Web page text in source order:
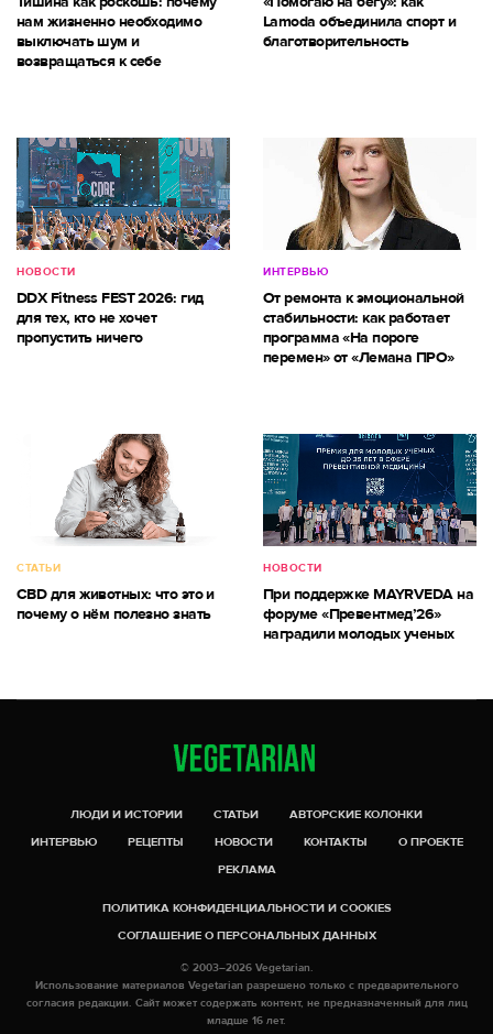
нам жизненно необходимо
выключать шум и
возвращаться к себе
Lamoda объединила спорт и
благотворительность
НОВОСТИ
DDX Fitness FEST 2026: гид
для тех, кто не хочет
пропустить ничего
ИНТЕРВЬЮ
От ремонта к эмоциональной
стабильности: как работает
программа «На пороге
перемен» от «Лемана ПРО»
СТАТЬИ
CBD для животных: что это и
почему о нём полезно знать
НОВОСТИ
При поддержке MAYRVEDA на
форуме «Превентмед’26»
наградили молодых ученых
ЛЮДИ И ИСТОРИИ СТАТЬИ
АВТОРСКИЕ КОЛОНКИ
ИНТЕРВЬЮ
РЕЦЕПТЫ НОВОСТИ КОНТАКТЫ
О ПРОЕКТЕ
РЕКЛАМА
ПОЛИТИКА КОНФИДЕНЦИАЛЬНОСТИ И COOKIES
СОГЛАШЕНИЕ О ПЕРСОНАЛЬНЫХ ДАННЫХ
© 2003–2026 Vegetarian.
Использование материалов Vegetarian разрешено только с предварительного
согласия редакции. Сайт может содержать контент, не предназначенный для лиц
младше 16 лет.